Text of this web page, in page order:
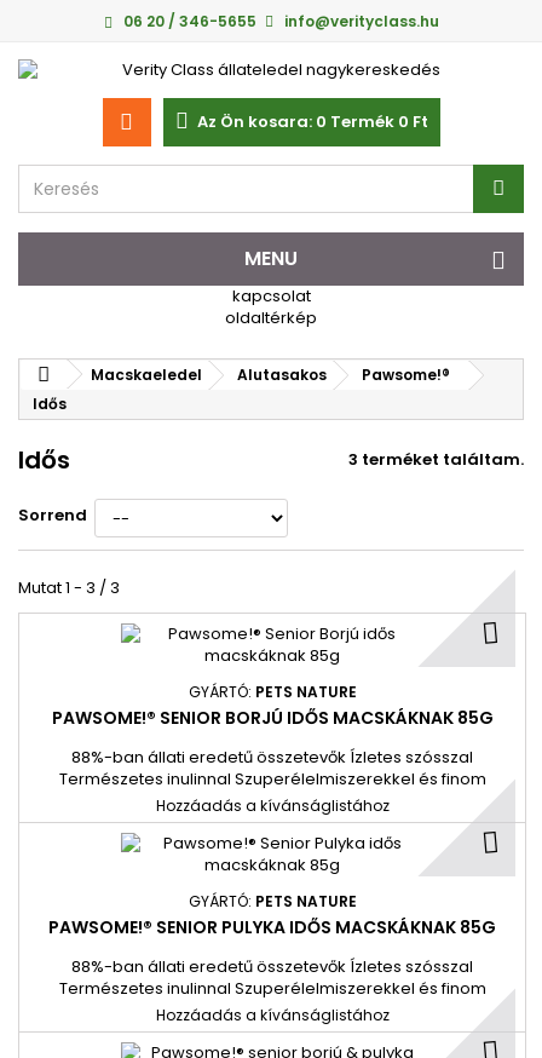
06 20 / 346-5655 info@verityclass.hu
Az Ön kosara: 0 Termék 0 Ft‎
MENU
kapcsolat
oldaltérkép
Macskaeledel Alutasakos
Pawsome!®
Idős
Idős 3 terméket találtam.
Sorrend
Mutat 1 - 3 / 3
GYÁRTÓ: PETS NATURE
PAWSOME!® SENIOR BORJÚ IDŐS MACSKÁKNAK 85G
88%-ban állati eredetű összetevők Ízletes szósszal
Természetes inulinnal Szuperélelmiszerekkel és finom
fűszernövényekkel Taurinnal Gabonamentes és hozzáadott
cukor nélkül Számos finom változat GMO-mentes és
állatkísérlet-mentes
Hozzáadás a kívánságlistához
GYÁRTÓ: PETS NATURE
PAWSOME!® SENIOR PULYKA IDŐS MACSKÁKNAK 85G
88%-ban állati eredetű összetevők Ízletes szósszal
Természetes inulinnal Szuperélelmiszerekkel és finom
fűszernövényekkel Taurinnal Gabonamentes és hozzáadott
cukor nélkül Számos finom változat GMO-mentes és
Hozzáadás a kívánságlistához